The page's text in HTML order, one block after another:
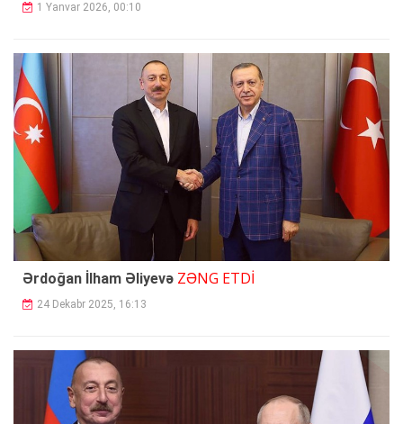
1 Yanvar 2026, 00:10
Ərdoğan İlham Əliyevə ZƏNG ETDİ
24 Dekabr 2025, 16:13